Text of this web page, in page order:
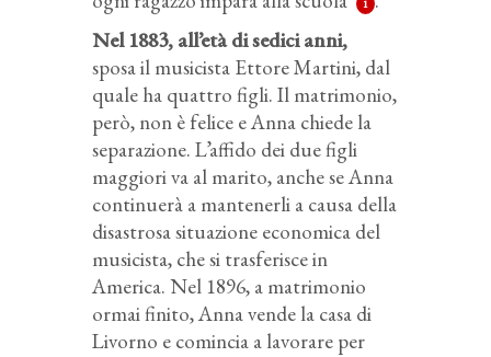
1
Nel 1883, all’età di sedici anni,
sposa il musicista Ettore Martini, dal
quale ha quattro figli. Il matrimonio,
però, non è felice e Anna chiede la
separazione. L’affido dei due figli
maggiori va al marito, anche se Anna
continuerà a mantenerli a causa della
disastrosa situazione economica del
musicista, che si trasferisce in
America. Nel 1896, a matrimonio
ormai finito, Anna vende la casa di
Livorno e comincia a lavorare per